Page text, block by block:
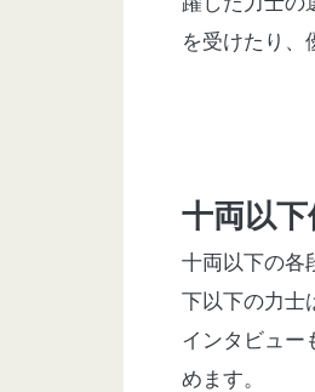
を受けたり、
十両以
十両以下の各
下以下の力士
インタビュー
めます。